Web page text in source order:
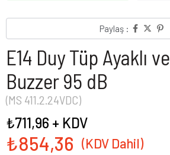
Paylaş :
E14 Duy Tüp Ayaklı ve
Buzzer 95 dB
(MS 411.2.24VDC)
₺854,36
₺711,96 + KDV